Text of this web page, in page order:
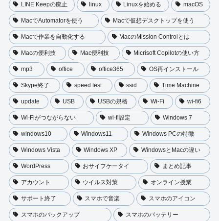
LINE Keepの廃止 linux Linuxを始める macOS
MacでAutomatorを使う Macで仮想デスクトップを使う
Macで作業を自動化する MacのMission Controlとは
Macの便利技 Mac便利技 Micrisoft Copilotの使い方
mp3 office office365 OS再インストール
Skype終了 speed test ssid Time Machine
update USB USBの規格 Wi-Fi wi-fi6
Wi-Fiがつながらない wi-fi設定 Windows 7
windows10 Windows11 Windows PCの特徴
Windows Vista Windows XP WindowsとMacの違い
WordPress おサイフケータイ まとめ記事
アカウント ウイルス対策 オンライン授業
サポート終了 スマホで音楽 スマホのアイコン
スマホのバックアップ スマホのバッテリー